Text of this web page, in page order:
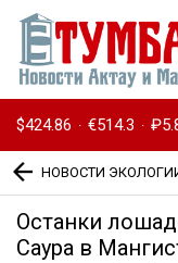
$424.86 · €514.3 ·
НОВОСТИ
Останки
Саура в